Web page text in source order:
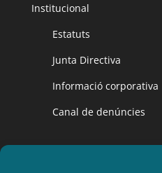
Institucional
Estatuts
Junta Directiva
Informació corporativa
Canal de denúncies